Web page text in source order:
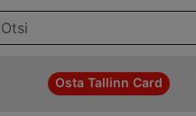
Osta Tallinn Card